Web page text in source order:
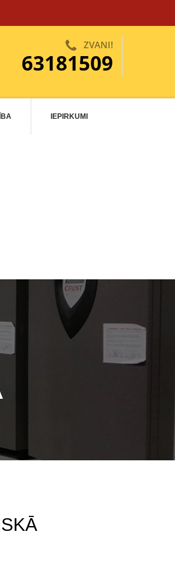
ZVANI!
63181509
IEPIRKUMI